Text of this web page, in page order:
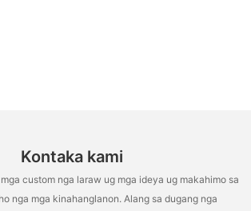
Kontaka kami
custom nga laraw ug mga ideya ug makahimo sa
nga mga kinahanglanon. Alang sa dugang nga